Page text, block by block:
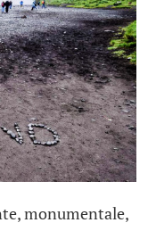
monumentale,